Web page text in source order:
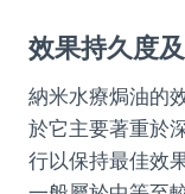
效果持久度
納米水療焗油的
於它主要著重於
行以保持最佳效